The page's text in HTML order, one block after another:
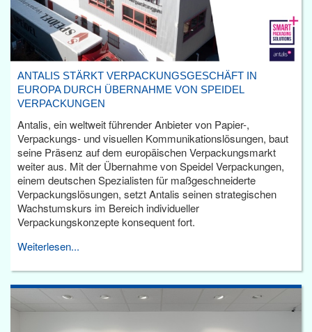
ANTALIS STÄRKT VERPACKUNGSGESCHÄFT IN
EUROPA DURCH ÜBERNAHME VON SPEIDEL
VERPACKUNGEN
Antalis, ein weltweit führender Anbieter von Papier-,
Verpackungs- und visuellen Kommunikationslösungen, baut
seine Präsenz auf dem europäischen Verpackungsmarkt
weiter aus. Mit der Übernahme von Speidel Verpackungen,
einem deutschen Spezialisten für maßgeschneiderte
Verpackungslösungen, setzt Antalis seinen strategischen
Wachstumskurs im Bereich individueller
Verpackungskonzepte konsequent fort.
Weiterlesen...